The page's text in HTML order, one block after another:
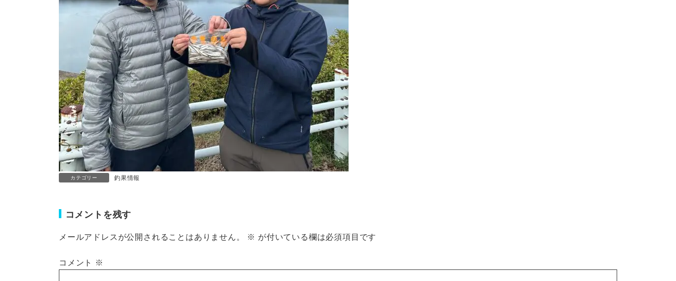
カテゴリー 釣果情報
コメントを残す
メールアドレスが公開されることはありません。 ※ が付いている欄は必須項目です
コメント ※